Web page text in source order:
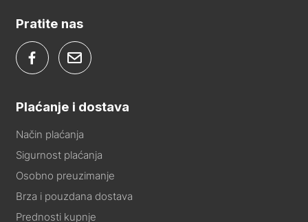
Pratite nas
Plaćanje i dostava
Način plaćanja
Sigurnost plaćanja
Osobno preuzimanje
Brza i pouzdana dostava
Prednosti kupnje